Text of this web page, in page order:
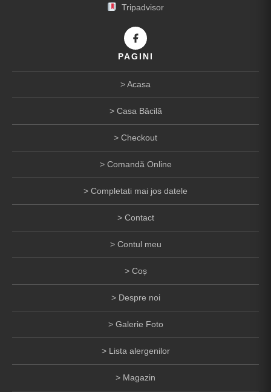
Tripadvisor
PAGINI
Acasa
Casa Băcilă
Checkout
Comandă Online
Completati mai jos datele
Contact
Contul meu
Coș
Despre noi
Galerie Foto
Lista alergenilor
Magazin